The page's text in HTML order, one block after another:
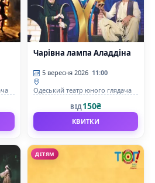
Чарівна лампа Аладдіна
5 вересня 2026 11:00
Одеський театр юного глядача
ВІД150₴
КВИТКИ
ДІТЯМ